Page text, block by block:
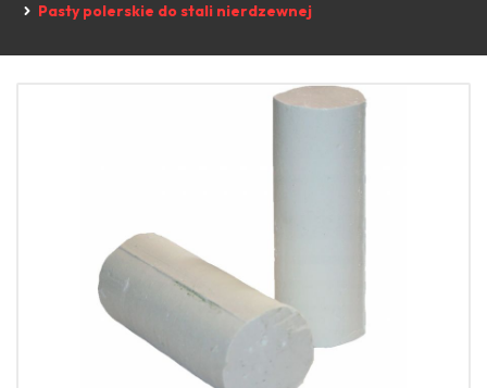
Pasty polerskie do stali nierdzewnej